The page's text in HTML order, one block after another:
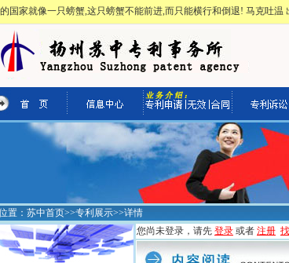
国家就像一只螃蟹,这只螃蟹不能前进,而只能横行和倒退! 马克吐温
置： 苏中首页>>专利展示>>详情
您尚未登录，请先 登录 或者 注册